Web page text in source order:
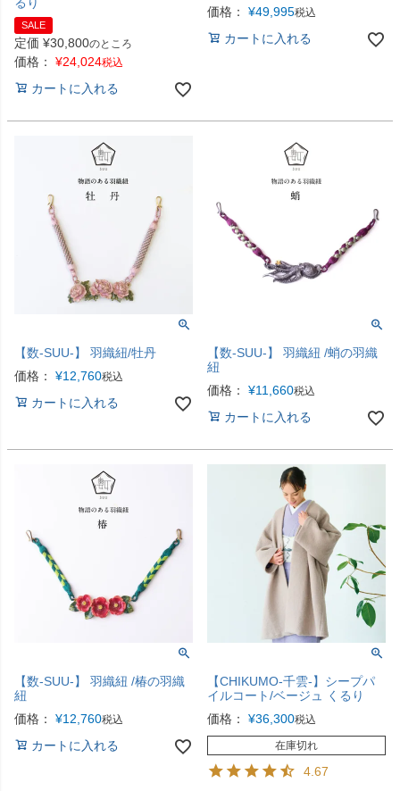
るり
SALE
定価 ¥30,800のところ
価格： ¥24,024税込
カートに入れる
価格： ¥49,995税込
カートに入れる
【数-SUU-】 羽織紐/牡丹
価格：
¥12,760税込
カートに入れる
【数-SUU-】 羽織紐 /蛸の羽織
紐
価格：
¥11,660税込
カートに入れる
【数-SUU-】 羽織紐 /椿の羽織
紐
価格：
¥12,760税込
カートに入れる
【CHIKUMO-千雲-】シープパ
イルコート/ベージュ くるり
価格：
¥36,300税込
在庫切れ
4.67